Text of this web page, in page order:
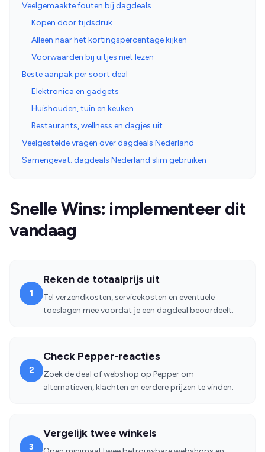
Veelgemaakte fouten bij dagdeals
Kopen door tijdsdruk
Alleen naar het kortingspercentage kijken
Voorwaarden bij uitjes niet lezen
Beste aanpak per soort deal
Elektronica en gadgets
Huishouden, tuin en keuken
Restaurants, wellness en dagjes uit
Veelgestelde vragen over dagdeals Nederland
Samengevat: dagdeals Nederland slim gebruiken
Snelle Wins: implementeer dit
vandaag
1
Reken de totaalprijs uit
Tel verzendkosten, servicekosten en eventuele
toeslagen mee voordat je een dagdeal beoordeelt.
2
Check Pepper-reacties
Zoek de deal of webshop op Pepper om
alternatieven, klachten en eerdere prijzen te vinden.
3
Vergelijk twee winkels